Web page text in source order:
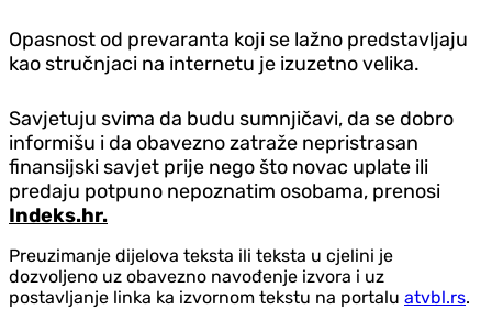
Opasnost od prevaranta koji se lažno predstavljaju
kao stručnjaci na internetu je izuzetno velika.
Savjetuju svima da budu sumnjičavi, da se dobro
informišu i da obavezno zatraže nepristrasan
finansijski savjet prije nego što novac uplate ili
predaju potpuno nepoznatim osobama, prenosi
Indeks.hr.
Preuzimanje dijelova teksta ili teksta u cjelini je
dozvoljeno uz obavezno navođenje izvora i uz
postavljanje linka ka izvornom tekstu na portalu atvbl.rs.